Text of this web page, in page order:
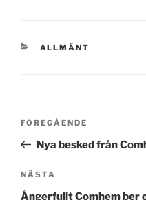
KATEGORIER
ALLMÄNT
Inläggsnavigering
Föregående
inlägg
FÖREGÅENDE
Nya besked från
Nästa
inlägg
NÄSTA
Ångerfullt Comhem ber